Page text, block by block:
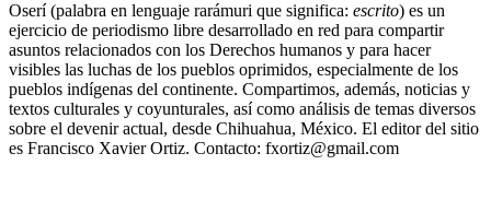
Oserí (palabra en lenguaje rarámuri que significa: escrito) es un
ejercicio de periodismo libre desarrollado en red para compartir
asuntos relacionados con los Derechos humanos y para hacer
visibles las luchas de los pueblos oprimidos, especialmente de los
pueblos indígenas del continente. Compartimos, además, noticias y
textos culturales y coyunturales, así como análisis de temas diversos
sobre el devenir actual, desde Chihuahua, México. El editor del sitio
es Francisco Xavier Ortiz. Contacto: fxortiz@gmail.com